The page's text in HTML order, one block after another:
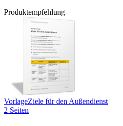
Produktempfehlung
VorlageZiele für den Außendienst
2 Seiten